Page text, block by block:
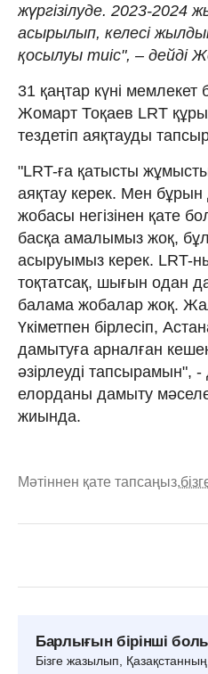
жүргізілуде. 2023-2024
асырылып, келесі
қосылуы тиіс", – дейді
31 қаңтар күні
Жомарт Тоқаев LRT
тездетіп аяқтауды
"LRT-ға қатысты
аяқтау керек. Мен
жобасы негізінен қате
басқа амалымыз жоқ,
асыруымыз керек. LRT-
тоқтатсақ, шығын одан
балама жобалар жоқ.
Үкіметпен бірлесіп,
дамытуға арналған
әзірлеуді тапсырамын", -
елорданы дамыту
жиында.
Мәтіннен қате тапсаңыз,
Барлығын бірінші
Бізге жазылып,